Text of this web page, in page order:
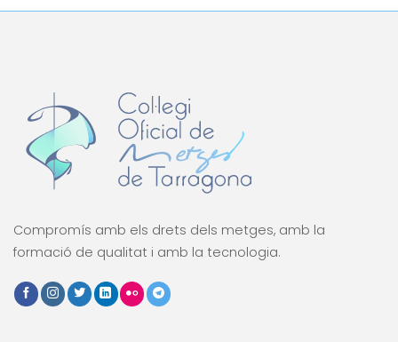
Compromís amb els drets dels metges, amb la
formació de qualitat i amb la tecnologia.